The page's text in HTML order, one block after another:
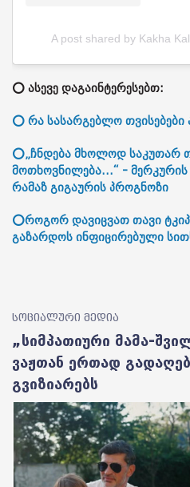
A post shared by Kakha
⭕ ასევე დაგაინტერესებთ:
⭕ რა სასარგებლო თვისებები
⭕„ჩნდება მხოლოდ საკუთარ
მოთხოვნილება...“ - მერკურის
რამაზ გიგაურის პროგნოზი
⭕როგორ დავიცვათ თავი
გაზარდოს ინფიცირებული
სოციალური მედია
„სიმპათიური მამა-
ვაჟთან ერთად
გვიზიარებს